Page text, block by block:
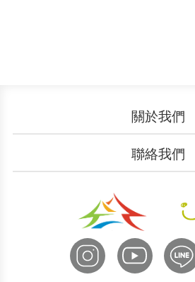
關於我們
聯絡我們
申請表單
國際諮詢